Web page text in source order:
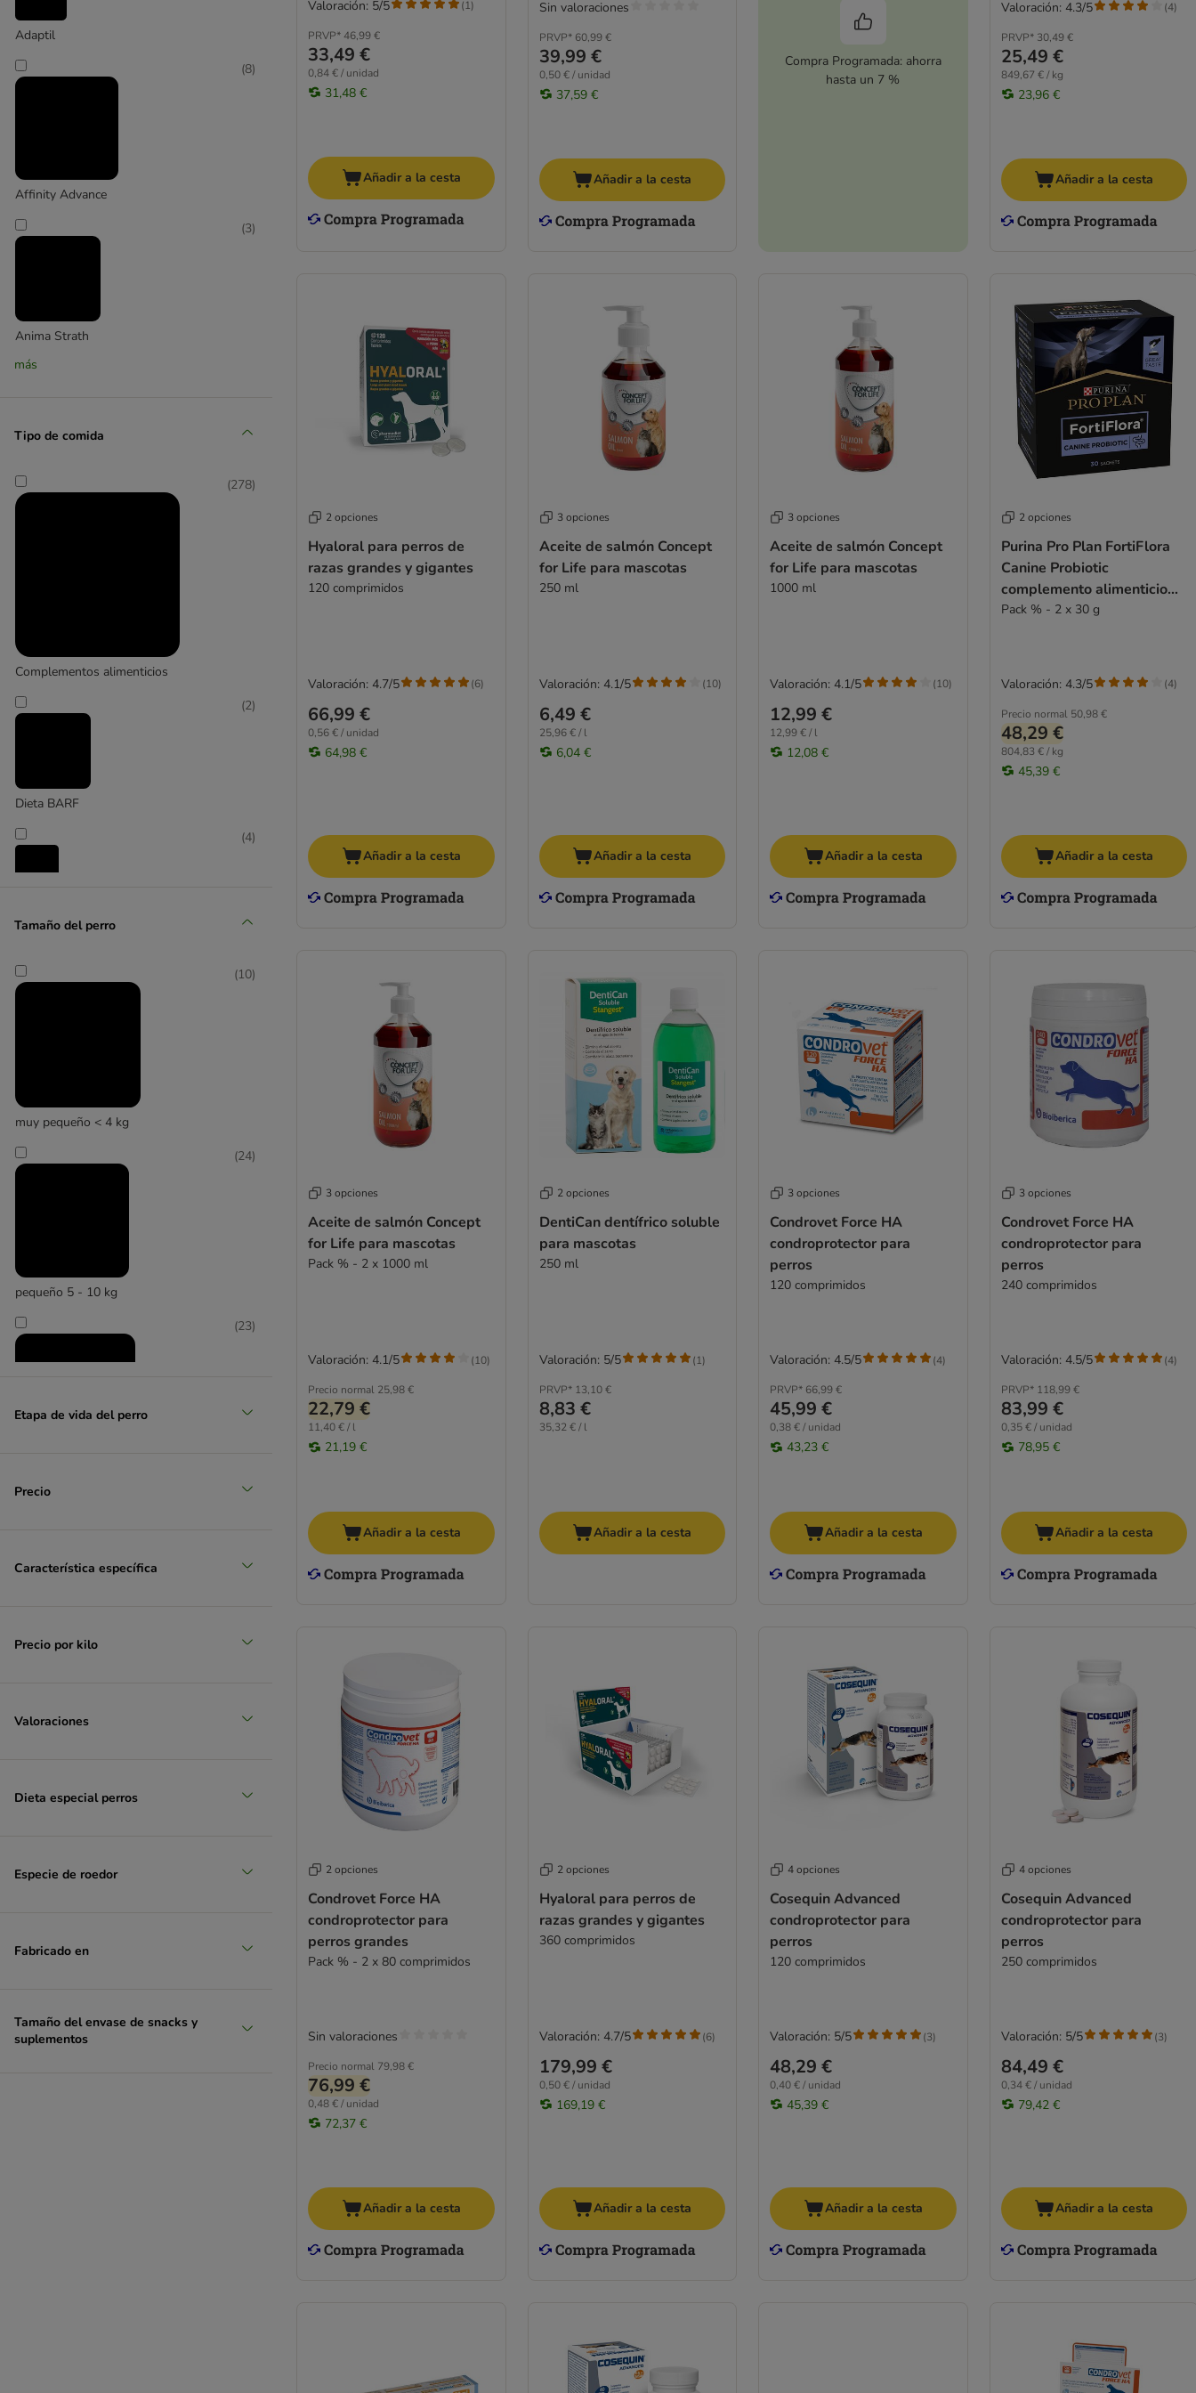
Nutrivet
PAWS & PATCH
Huesos
Biotina
Adaptil
Affinity Advance
(8)
Anima Strath
(3)
Arm & Hammer
Bogadent
más
Tipo de comida
Complementos alimenticios
(278)
Dieta BARF
(2)
(4)
Toppings
Tamaño del perro
muy pequeño < 4 kg
(10)
pequeño 5 - 10 kg
(24)
(23)
grande 26 - 45 kg
Etapa de vida del perro
Precio
Característica específica
Precio por kilo
Valoraciones
Dieta especial perros
Especie de roedor
Fabricado en
Tamaño del envase de snacks y
suplementos
PRVP*46,99 €
33,49 €
0,84 € / unidad
31,48 €
Valoración: 5/5 (1)
Añadir a la cesta
PRVP* 60,99 €
39,99 €
0,50 € / unidad
37,59 €
Sin valoraciones
Añadir a la cesta
Compra Programada: ahorra
hasta un 7 %
PRVP* 30,49 €
25,49 €
849,67 € / kg
23,96 €
Valoración: 4.3/5 (4)
Añadir a la cesta
2 opciones
Hyaloral para perros de
razas grandes y gigantes
120 comprimidos
66,99 €
0,56 € / unidad
64,98 €
Valoración: 4.7/5 (6)
Añadir a la cesta
3 opciones
Aceite de salmón Concept
for Life para mascotas
250 ml
6,49 €
25,96 € / l
6,04 €
Valoración: 4.1/5 (10)
Añadir a la cesta
3 opciones
Aceite de salmón Concept
for Life para mascotas
1000 ml
12,99 €
12,99 € / l
12,08 €
Valoración: 4.1/5 (10)
Añadir a la cesta
2 opciones
Purina Pro Plan FortiFlora
Canine Probiotic
complemento alimenticio
para perros
Pack % - 2 x 30 g
Precio normal 50,98 €
48,29 €
804,83 € / kg
45,39 €
Valoración: 4.3/5 (4)
Añadir a la cesta
3 opciones
Aceite de salmón Concept
for Life para mascotas
Pack % - 2 x 1000 ml
Precio normal 25,98 €
22,79 €
11,40 € / l
21,19 €
Valoración: 4.1/5 (10)
Añadir a la cesta
2 opciones
DentiCan dentífrico soluble
para mascotas
250 ml
PRVP* 13,10 €
8,83 €
35,32 € / l
Valoración: 5/5 (1)
Añadir a la cesta
3 opciones
Condrovet Force HA
condroprotector para
perros
120 comprimidos
PRVP* 66,99 €
45,99 €
0,38 € / unidad
43,23 €
Valoración: 4.5/5 (4)
Añadir a la cesta
3 opciones
Condrovet Force HA
condroprotector para
perros
240 comprimidos
PRVP* 118,99 €
83,99 €
0,35 € / unidad
78,95 €
Valoración: 4.5/5 (4)
Añadir a la cesta
2 opciones
Condrovet Force HA
condroprotector para
perros grandes
Pack % - 2 x 80 comprimidos
Precio normal 79,98 €
76,99 €
0,48 € / unidad
72,37 €
Sin valoraciones
Añadir a la cesta
2 opciones
Hyaloral para perros de
razas grandes y gigantes
360 comprimidos
179,99 €
0,50 € / unidad
169,19 €
Valoración: 4.7/5 (6)
Añadir a la cesta
4 opciones
Cosequin Advanced
condroprotector para
perros
120 comprimidos
48,29 €
0,40 € / unidad
45,39 €
Valoración: 5/5 (3)
Añadir a la cesta
4 opciones
Cosequin Advanced
condroprotector para
perros
250 comprimidos
84,49 €
0,34 € / unidad
79,42 €
Valoración: 5/5 (3)
Añadir a la cesta